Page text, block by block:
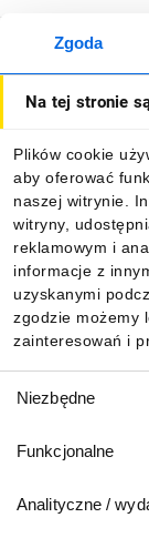
Zgoda
Na tej stronie
Plików cookie
aby oferować
naszej witrynie.
witryny,
reklamowym i
informacje z
uzyskanymi
zgodzie możemy
zainteresowań i
zgody
Niezbędne
Funkcjonalne
Analityczne /
O firmie
Informacje